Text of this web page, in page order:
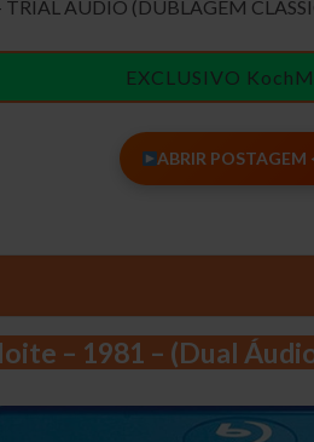
TRIAL AUDIO (DUBLAGEM
EXCLUSIVO
ABRIR POSTAGEM
– 1981 – (Dual